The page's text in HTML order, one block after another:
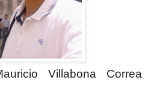
Villabona Correa